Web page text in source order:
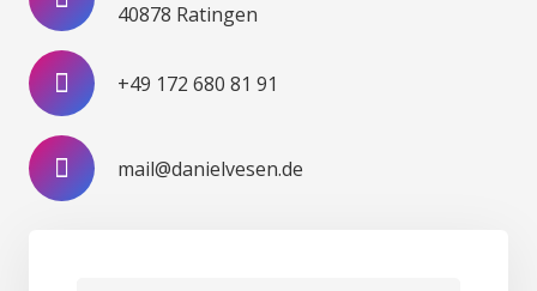
40878 Ratingen
+49 172 680 81 91
mail@danielvesen.de